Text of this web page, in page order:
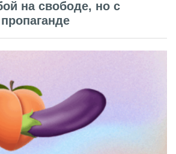
на свободе, но с